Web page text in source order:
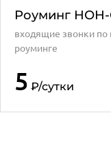
Роуминг
входящие звонки
роуминге
5 ₽/сутки